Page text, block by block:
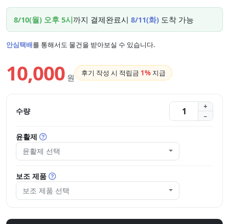
8/10(월) 오후 5시까지 결제완료시 8/11(화) 도착 가능
안심택배를 통해서도 물건을 받아보실 수 있습니다.
10,000 원 후기 작성 시 적립금 1% 지급
수량
윤활제
윤활제 선택
보조 제품
보조 제품 선택